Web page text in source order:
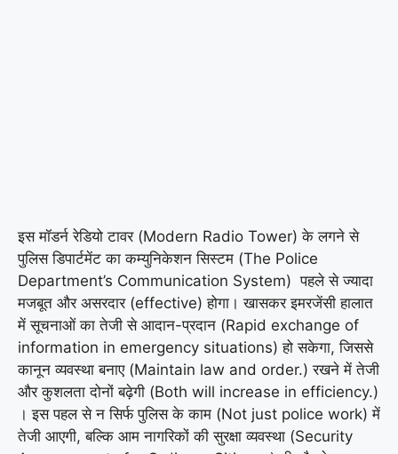
इस मॉडर्न रेडियो टावर (Modern Radio Tower) के लगने से
पुलिस डिपार्टमेंट का कम्युनिकेशन सिस्टम (The Police
Department’s Communication System) पहले से ज्यादा
मजबूत और असरदार (effective) होगा। खासकर इमरजेंसी हालात
में सूचनाओं का तेजी से आदान-प्रदान (Rapid exchange of
information in emergency situations) हो सकेगा, जिससे
कानून व्यवस्था बनाए (Maintain law and order.) रखने में तेजी
और कुशलता दोनों बढ़ेगी (Both will increase in efficiency.)
। इस पहल से न सिर्फ पुलिस के काम (Not just police work) में
तेजी आएगी, बल्कि आम नागरिकों की सुरक्षा व्यवस्था (Security